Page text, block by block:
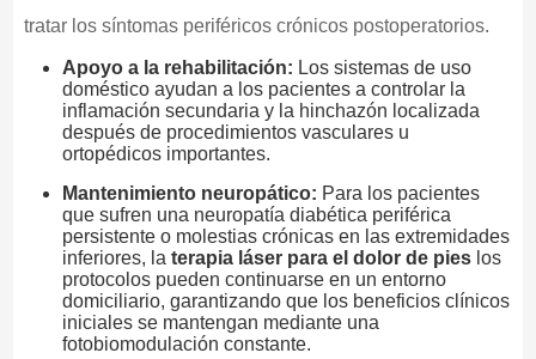
tratar los síntomas periféricos crónicos postoperatorios.
Apoyo a la rehabilitación: Los sistemas de uso
doméstico ayudan a los pacientes a controlar la
inflamación secundaria y la hinchazón localizada
después de procedimientos vasculares u
ortopédicos importantes.
Mantenimiento neuropático: Para los pacientes
que sufren una neuropatía diabética periférica
persistente o molestias crónicas en las extremidades
inferiores, la terapia láser para el dolor de pieslos
protocolos pueden continuarse en un entorno
domiciliario, garantizando que los beneficios clínicos
iniciales se mantengan mediante una
fotobiomodulación constante.